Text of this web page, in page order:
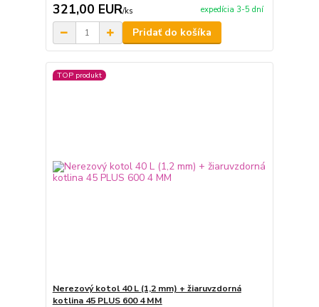
321,00 EUR/ks expedícia 3-5 dní
Pridať do košíka
TOP produkt
Nerezový kotol 40 L (1,2 mm) + žiaruvzdorná
kotlina 45 PLUS 600 4 MM